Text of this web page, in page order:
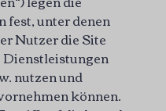
fest, unter denen
Nutzer die Site
nutzen und
können.